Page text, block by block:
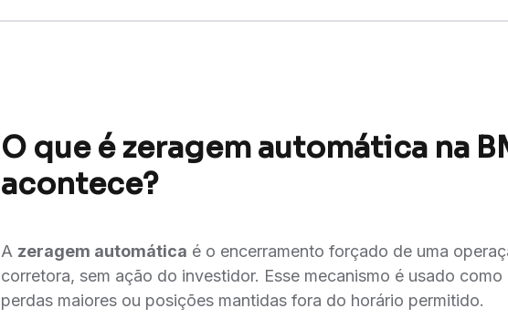
O que é zeragem automática na
acontece?
A zeragem automática é o encerramento forçado de uma
corretora, sem ação do investidor. Esse mecanismo é usado
perdas maiores ou posições mantidas fora do horário permitido.